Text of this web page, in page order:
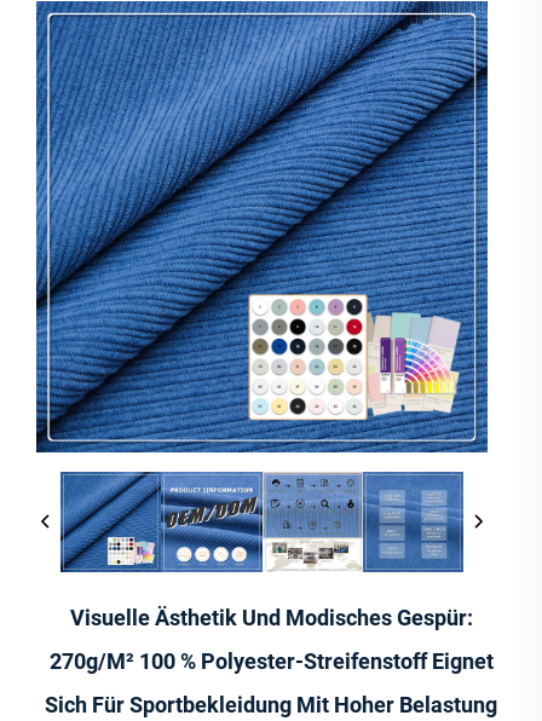
Visuelle Ästhetik Und Modisches Gespür:
270g/m² 100 % Polyester-Streifenstoff Eignet
Sich Für Sportbekleidung Mit Hoher Belastung